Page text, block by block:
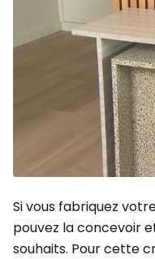
Si vous fabriquez
pouvez la concevoir
souhaits. Pour cette